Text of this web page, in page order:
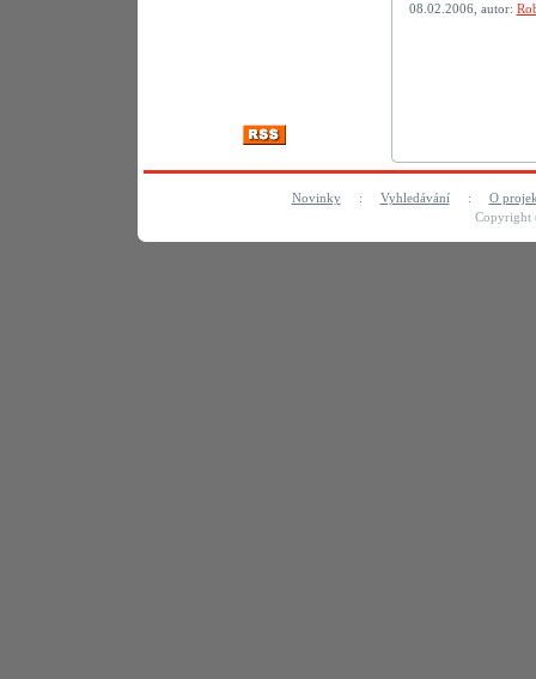
08.02.2006, autor:
Novinky: Vyhledávání: O
Copyright